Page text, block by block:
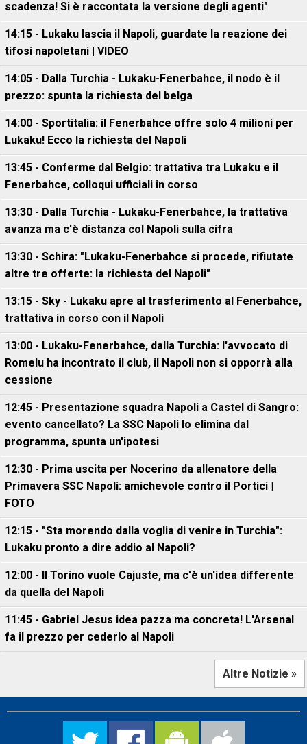
scadenza! Si è raccontata la versione degli agenti"
14:15 - Lukaku lascia il Napoli, guardate la reazione dei
tifosi napoletani | VIDEO
14:05 - Dalla Turchia - Lukaku-Fenerbahce, il nodo è il
prezzo: spunta la richiesta del belga
14:00 - Sportitalia: il Fenerbahce offre solo 4 milioni per
Lukaku! Ecco la richiesta del Napoli
13:45 - Conferme dal Belgio: trattativa tra Lukaku e il
Fenerbahce, colloqui ufficiali in corso
13:30 - Dalla Turchia - Lukaku-Fenerbahce, la trattativa
avanza ma c'è distanza col Napoli sulla cifra
13:30 - Schira: "Lukaku-Fenerbahce si procede, rifiutate
altre tre offerte: la richiesta del Napoli"
13:15 - Sky - Lukaku apre al trasferimento al Fenerbahce,
trattativa in corso con il Napoli
13:00 - Lukaku-Fenerbahce, dalla Turchia: l'avvocato di
Romelu ha incontrato il club, il Napoli non si opporrà alla
cessione
12:45 - Presentazione squadra Napoli a Castel di Sangro:
evento cancellato? La SSC Napoli lo elimina dal
programma, spunta un'ipotesi
12:30 - Prima uscita per Nocerino da allenatore della
Primavera SSC Napoli: amichevole contro il Portici |
FOTO
12:15 - "Sta morendo dalla voglia di venire in Turchia":
Lukaku pronto a dire addio al Napoli?
12:00 - Il Torino vuole Cajuste, ma c'è un'idea differente
da quella del Napoli
11:45 - Gabriel Jesus idea pazza ma concreta! L'Arsenal
fa il prezzo per cederlo al Napoli
Altre Notizie »